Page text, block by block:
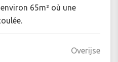
65m² où une
Overijse